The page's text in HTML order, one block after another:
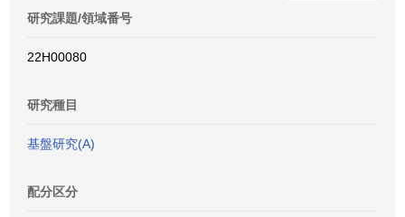
研究課題/領域番号
22H00080
研究種目
基盤研究(A)
配分区分